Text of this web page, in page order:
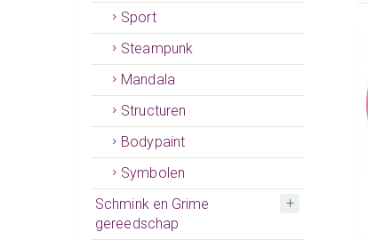
Sport
Steampunk
Mandala
Structuren
Bodypaint
Symbolen
Schmink en Grime
gereedschap